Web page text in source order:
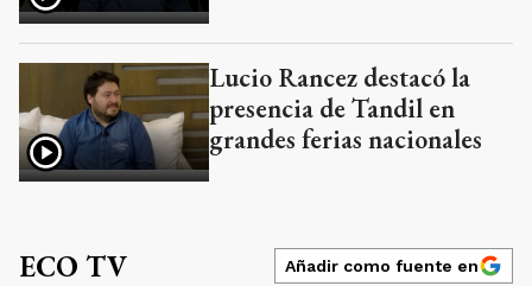
Lucio Rancez destacó la
presencia de Tandil en
grandes ferias nacionales
ECO TV Añadir como fuente en